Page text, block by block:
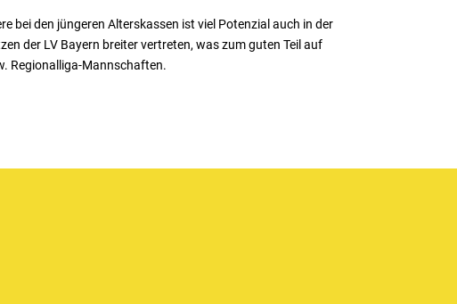
bei den jüngeren Alterskassen ist viel Potenzial auch in der
der LV Bayern breiter vertreten, was zum guten Teil auf
Regionalliga-Mannschaften.